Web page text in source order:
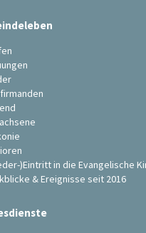
)Eintritt in die Evangelische
& Ereignisse seit 2016